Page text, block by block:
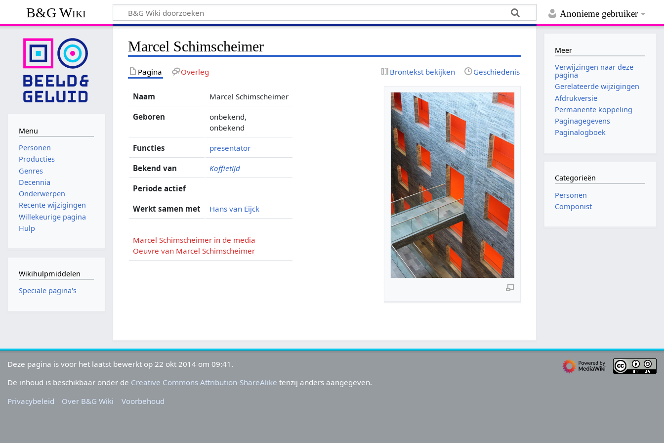
Anonieme gebruiker
B&G Wiki
Marcel Schimscheimer
Pagina Overleg Brontekst bekijken Geschiedenis
Naam Marcel Schimscheimer
Geboren
onbekend,
onbekend
Functies presentator
Bekend van Koffietijd
Periode actief
Werkt samen met Hans van Eijck
Marcel Schimscheimer in de media
Oeuvre van Marcel Schimscheimer
Menu
Personen
Producties
Genres
Decennia
Onderwerpen
Recente wijzigingen
Willekeurige pagina
Hulp
Wikihulpmiddelen
Speciale pagina's
Meer
Verwijzingen naar deze
pagina
Gerelateerde wijzigingen
Afdrukversie
Permanente koppeling
Paginagegevens
Paginalogboek
Categorieën
Personen
Componist
Deze pagina is voor het laatst bewerkt op 22 okt 2014 om 09:41.
De inhoud is beschikbaar onder de Creative Commons Attribution-ShareAlike tenzij anders aangegeven.
Privacybeleid
Over B&G Wiki Voorbehoud